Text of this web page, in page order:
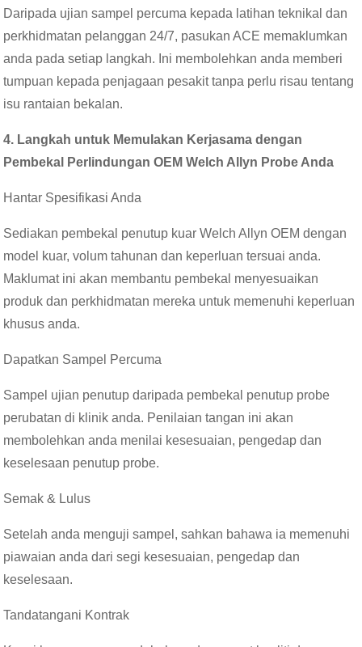
Daripada ujian sampel percuma kepada latihan teknikal dan
perkhidmatan pelanggan 24/7, pasukan ACE memaklumkan
anda pada setiap langkah. Ini membolehkan anda memberi
tumpuan kepada penjagaan pesakit tanpa perlu risau tentang
isu rantaian bekalan.
4. Langkah untuk Memulakan Kerjasama dengan
Pembekal Perlindungan OEM Welch Allyn Probe Anda
Hantar Spesifikasi Anda
Sediakan pembekal penutup kuar Welch Allyn OEM dengan
model kuar, volum tahunan dan keperluan tersuai anda.
Maklumat ini akan membantu pembekal menyesuaikan
produk dan perkhidmatan mereka untuk memenuhi keperluan
khusus anda.
Dapatkan Sampel Percuma
Sampel ujian penutup daripada pembekal penutup probe
perubatan di klinik anda. Penilaian tangan ini akan
membolehkan anda menilai kesesuaian, pengedap dan
keselesaan penutup probe.
Semak & Lulus
Setelah anda menguji sampel, sahkan bahawa ia memenuhi
piawaian anda dari segi kesesuaian, pengedap dan
keselesaan.
Tandatangani Kontrak